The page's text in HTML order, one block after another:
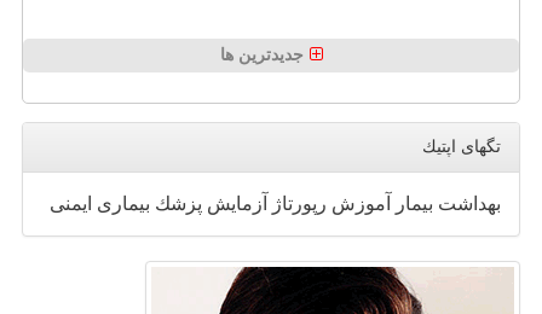
جدیدترین ها
تگهای اپتیك
بهداشت بیمار آموزش رپورتاژ آزمایش پزشك بیماری ایمنی